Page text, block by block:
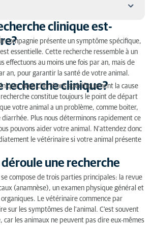
clinique est-elle nécessaire?
recherche clinique?
une recherche clinique?
de la recherche clinique pour les
clinique
clinique est-
compagnie présente un symptôme spécifique,
essentielle. Cette recherche ressemble à un
effectuons au moins une fois par an, mais de
an, pour garantir la santé de votre animal.
recherche clinique?
nous cherchons spécifiquement la cause
constitue toujours le point de départ
votre animal a un problème, comme boiter,
Plus nous déterminons rapidement ce
pouvons aider votre animal. N'attendez donc
le vétérinaire si votre animal présente
une recherche
compose de trois parties principales: la revue
(anamnèse), un examen physique général et
organiques. Le vétérinaire commence par
sur les symptômes de l'animal. C'est souvent
car les animaux ne peuvent pas dire eux-mêmes